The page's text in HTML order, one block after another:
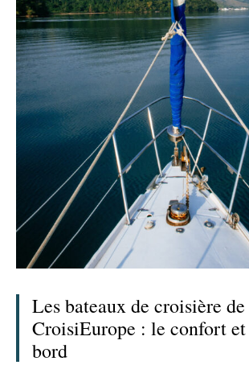
Les bateaux de croisière de
CroisiEurope : le confort
bord